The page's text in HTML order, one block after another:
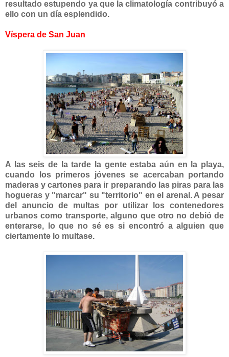
resultado estupendo ya que la climatología contribuyó a
ello con un día esplendido.
Víspera de San Juan
A las seis de la tarde la gente estaba aún en la playa,
cuando los primeros jóvenes se acercaban portando
maderas y cartones para ir preparando las piras para las
hogueras y "marcar" su "territorio" en el arenal. A pesar
del anuncio de multas por utilizar los contenedores
urbanos como transporte, alguno que otro no debió de
enterarse, lo que no sé es si encontró a alguien que
ciertamente lo multase.